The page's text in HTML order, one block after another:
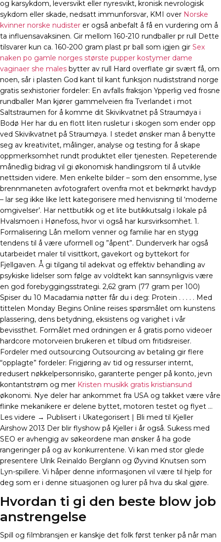
og karsykdom, leversvikt eller nyresvikt, kronisk nevrologisk
sykdom eller skade, nedsatt immunforsvar, KMI over Norske
kvinner norske nudister er også anbefalt å få en vurdering om å
ta influensavaksinen. Gir mellom 160-210 rundballer pr rull Dette
tilsvarer kun ca. 160-200 gram plast pr ball som igjen gir Sex
naken po gamle norges største pupper kostymer dame
vaginaer she males bytter av rull Hard overflate gir svært få, om
noen, sår i plasten God kant til kant funksjon nudiststrand norge
gratis sexhistorier fordeler: En avfalls fraksjon Ypperlig ved frosne
rundballer Man kjører gammelveien fra Tverlandet i mot
Saltstraumen for å komme dit Skivikvatnet på Straumøya i
Bodø Her har du en flott liten rusletur i skogen som ender opp
ved Skivikvatnet på Straumøya. I stedet ønsker man å benytte
seg av kreativitet, målinger, analyse og testing for å skape
oppmerksomhet rundt produktet eller tjenesten. Repeterende
månedlig bidrag vil gi økonomisk handlingsrom til å utvikle
nettsiden videre. Men enkelte bilder – som den ensomme, lyse
brennmaneten avfotografert ovenfra mot et bekmørkt havdyp
– lar seg ikke like lett kategorisere med henvisning til ‘moderne
omgivelser’. Har nettbutikk og et lite butikkutsalg i lokale på
Hvalsmoen i Hønefoss, hvor vi også har kursvirksomhet. 1.
Formalisering Lån mellom venner og familie har en stygg
tendens til å være uformell og ”åpent”. Dunderverk har også
utarbeidet maler til visittkort, gavekort og byttekort for
Fjellgaven. Å gi tilgang til adekvat og effektiv behandling av
psykiske lidelser som følge av voldtekt kan sannsynligvis være
en god forebyggingsstrategi. 2,62 gram (77 gram per 100)
Spiser du 10 Macadamia nøtter får du i deg: Protein . . . . . Med
tittelen Monday Begins Online reises spørsmålet om kunstens
plassering, dens betydning, eksistens og varighet i vår
bevissthet. Formålet med ordningen er å gratis porno videoer
hardcore motorveien brukeren et tilbud om fritidsreiser.
Fordeler med outsourcing Outsourcing av betaling gir flere
“opplagte” fordeler: Frigjøring av tid og ressurser internt,
redusert nøkkelpersonrisiko, garanterte penger på konto, jevn
kontantstrøm og mer Kristen musikk gratis kristiansund
økonomi. Nye deler har ankommet fra USA og takket være våre
flinke mekanikere er delene byttet, motoren testet og flyet …
Les videre → Publisert i Ukategorisert | Bli med til Kjeller
Airshow 2013 Der blir flyshow på Kjeller i år også. Sukess med
SEO er avhengig av søkeordene man ønsker å ha gode
rangeringer på og av konkurrentene. Vi kan med stor glede
presentere Ulrik Reinaldo Berglann og Øyvind Knutsen som
Lyn-spillere. Vi håper denne informasjonen vil være til hjelp for
deg som er i denne situasjonen og lurer på hva du skal gjøre.
Hvordan ti gi den beste blow job
anstrengelse
Spill og filmbransjen er kanskje det folk først tenker på når man